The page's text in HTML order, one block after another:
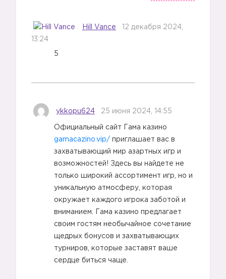
Hill Vance 12 декабря 2024,
13:24
5
ykkopu624 25 июня 2024, 14:55
Официальный сайт Гама казино
gamacazino.vip/ приглашает вас в
захватывающий мир азартных игр и
возможностей! Здесь вы найдете не
только широкий ассортимент игр, но и
уникальную атмосферу, которая
окружает каждого игрока заботой и
вниманием. Гама казино предлагает
своим гостям необычайное сочетание
щедрых бонусов и захватывающих
турниров, которые заставят ваше
сердце биться чаще.